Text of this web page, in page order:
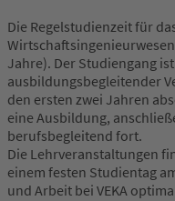
Akademischer
Studiengang
Die Regelstudienzeit für
Wirtschaftsingenieurwesen
Jahre). Der Studiengang
ausbildungsbegleitender
den ersten zwei Jahren
eine Ausbildung,
berufsbegleitend fort.
Die Lehrveranstaltungen
einem festen Studientag
und Arbeit bei VEKA